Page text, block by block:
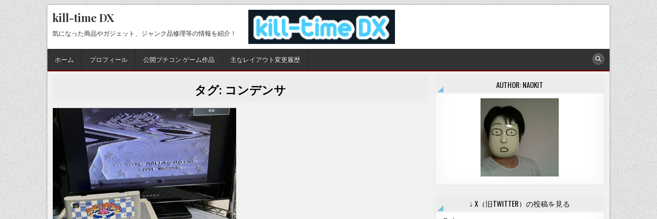
Skip
to
content
kill-time DX
気になった商品やガジェット、ジャンク品修理等の情報を紹介！
ホーム プロフィール 公開プチコン ゲーム作品 主なレイアウト変更履歴
タグ: コンデンサ AUTHOR: NAOKIT
↓ X（旧TWITTER）の投稿を見る